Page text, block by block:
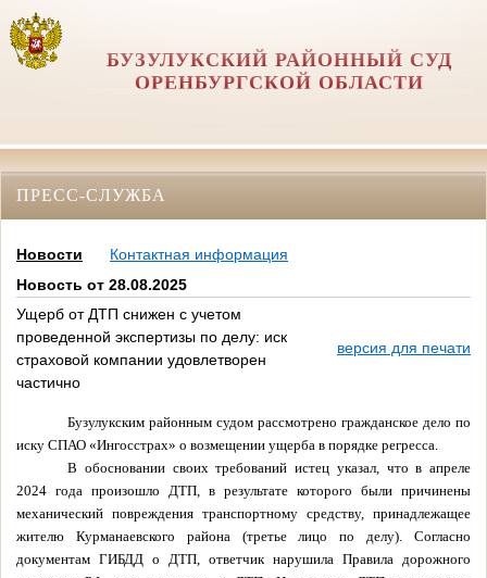
БУЗУЛУКСКИЙ РАЙОННЫЙ СУД
ОРЕНБУРГСКОЙ ОБЛАСТИ
ПРЕСС-СЛУЖБА
Новости
Контактная информация
Новость от 28.08.2025
Ущерб от ДТП снижен с учетом
проведенной экспертизы по делу: иск
страховой компании удовлетворен
частично
версия для печати
Бузулукским районным судом рассмотрено гражданское дело по
иску СПАО «Ингосстрах» о возмещении ущерба в порядке регресса.
В обосновании своих требований истец указал, что в апреле
2024 года произошло ДТП, в результате которого были причинены
механический повреждения транспортному средству, принадлежащее
жителю Курманаевского района (третье лицо по делу). Согласно
документам ГИБДД о ДТП, ответчик нарушила Правила дорожного